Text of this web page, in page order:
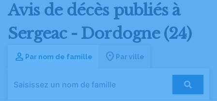
Avis de décès publiés à
Sergeac - Dordogne (24)
Par nom de famille Par ville